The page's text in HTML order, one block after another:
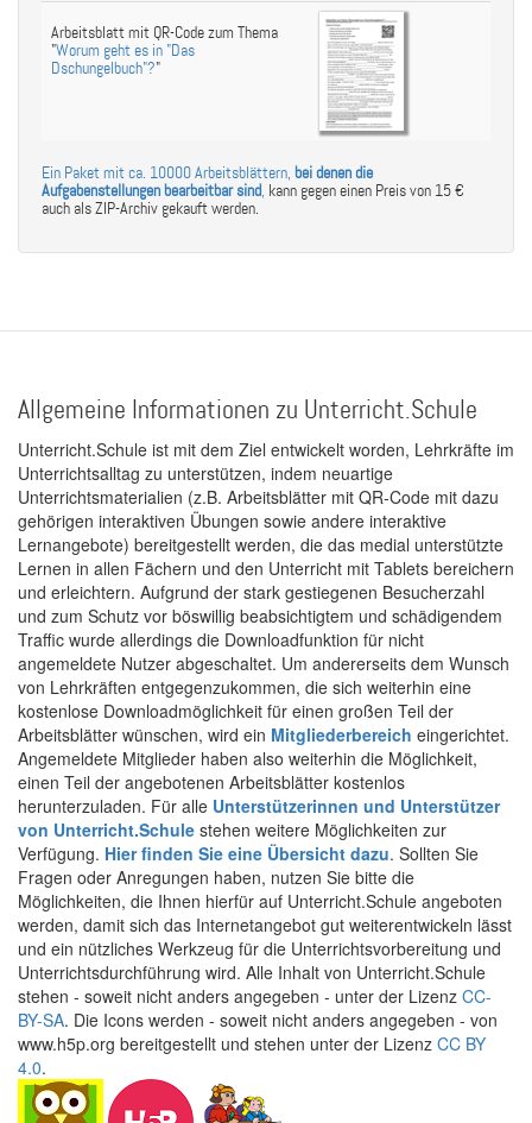
Arbeitsblatt mit QR-Code zum Thema
"Worum geht es in "Das
Dschungelbuch"?"
Ein Paket mit ca. 10000 Arbeitsblättern, bei denen die
Aufgabenstellungen bearbeitbar sind, kann gegen einen Preis von 15 €
auch als ZIP-Archiv gekauft werden.
Allgemeine Informationen zu Unterricht.Schule
Unterricht.Schule ist mit dem Ziel entwickelt worden, Lehrkräfte im
Unterrichtsalltag zu unterstützen, indem neuartige
Unterrichtsmaterialien (z.B. Arbeitsblätter mit QR-Code mit dazu
gehörigen interaktiven Übungen sowie andere interaktive
Lernangebote) bereitgestellt werden, die das medial unterstützte
Lernen in allen Fächern und den Unterricht mit Tablets bereichern
und erleichtern. Aufgrund der stark gestiegenen Besucherzahl
und zum Schutz vor böswillig beabsichtigtem und schädigendem
Traffic wurde allerdings die Downloadfunktion für nicht
angemeldete Nutzer abgeschaltet. Um andererseits dem Wunsch
von Lehrkräften entgegenzukommen, die sich weiterhin eine
kostenlose Downloadmöglichkeit für einen großen Teil der
Arbeitsblätter wünschen, wird ein Mitgliederbereich eingerichtet.
Angemeldete Mitglieder haben also weiterhin die Möglichkeit,
einen Teil der angebotenen Arbeitsblätter kostenlos
herunterzuladen. Für alle Unterstützerinnen und Unterstützer
von Unterricht.Schule stehen weitere Möglichkeiten zur
Verfügung. Hier finden Sie eine Übersicht dazu. Sollten Sie
Fragen oder Anregungen haben, nutzen Sie bitte die
Möglichkeiten, die Ihnen hierfür auf Unterricht.Schule angeboten
werden, damit sich das Internetangebot gut weiterentwickeln lässt
und ein nützliches Werkzeug für die Unterrichtsvorbereitung und
Unterrichtsdurchführung wird. Alle Inhalt von Unterricht.Schule
stehen - soweit nicht anders angegeben - unter der Lizenz CC-
BY-SA. Die Icons werden - soweit nicht anders angegeben - von
www.h5p.org bereitgestellt und stehen unter der Lizenz CC BY
4.0.